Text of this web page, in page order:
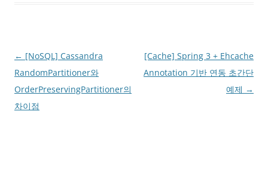
Post
navigation
← [NoSQL] Cassandra
RandomPartitioner와
OrderPreservingPartitioner의
차이점
[Cache] Spring 3 + Ehcache
Annotation 기반 연동 초간단
예제 →